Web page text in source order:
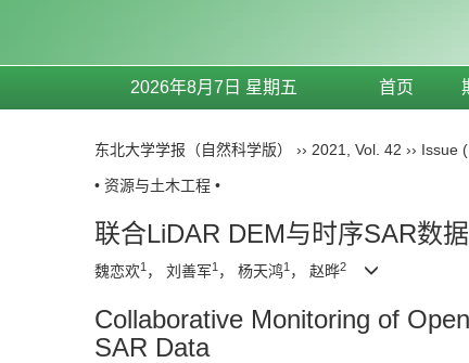
2026年8月7日 星期五 首页
东北大学学报（自然科学版） ›› 2021 Vol. 42 ›› Issue
• 资源与土木工程 •
联合LiDAR DEM与时序SAR数
魏恋欢1 ， 刘善军1 ， 杨天鸿1 ， 赵晔2
Collaborative Monitoring of
SAR Data